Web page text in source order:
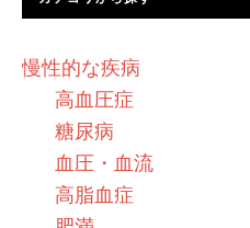
慢性的な疾病
高血圧症
糖尿病
血圧・血流
高脂血症